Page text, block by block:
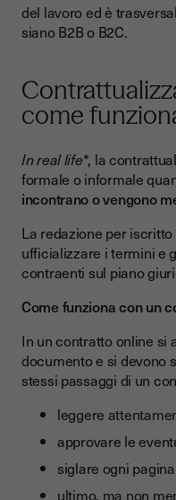
del lavoro ed è
siano B2B o B2C.
come
In real life*, la
formale o informale
incontrano o vengono
La redazione per
ufficializzare i termini e
contraenti sul piano
Come funziona con un
In un contratto online si
documento e si devono
stessi passaggi di un
leggere
approvare le
siglare ogni
ultimo, ma non